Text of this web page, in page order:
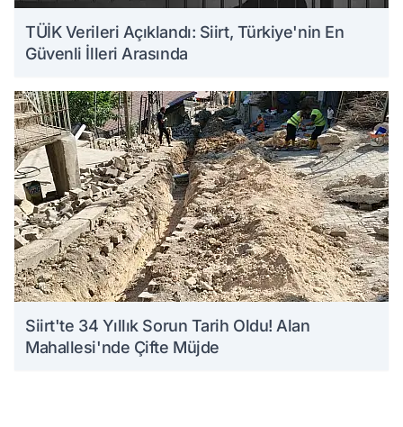
TÜİK Verileri Açıklandı: Siirt, Türkiye'nin En
Güvenli İlleri Arasında
Siirt'te 34 Yıllık Sorun Tarih Oldu! Alan
Mahallesi'nde Çifte Müjde